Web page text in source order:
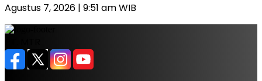
Agustus 7, 2026 | 9:51 am WIB